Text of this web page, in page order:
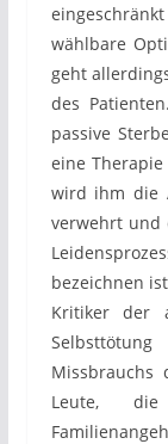
wählbare
geht
des
passive
eine Therapie
wird ihm die
verwehrt und
bezeichnen
Kritiker der
Missbrauchs
Leute,